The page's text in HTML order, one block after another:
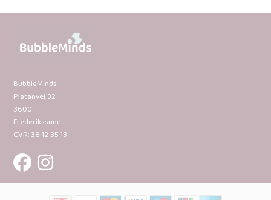
BubbleMinds
Platanvej 32
3600
Frederikssund
CVR: 38 12 35 13